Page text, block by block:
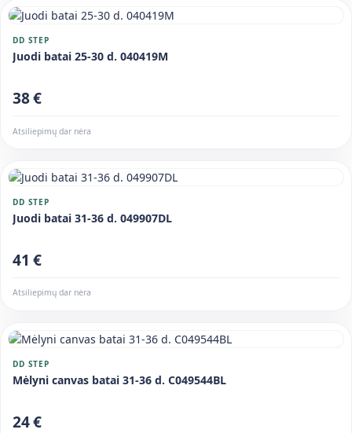
DD STEP
Juodi batai 25-30 d. 040419M
38 €
Atsiliepimų dar nėra
DD STEP
Juodi batai 31-36 d. 049907DL
41 €
Atsiliepimų dar nėra
DD STEP
Mėlyni canvas batai 31-36 d. C049544BL
24 €